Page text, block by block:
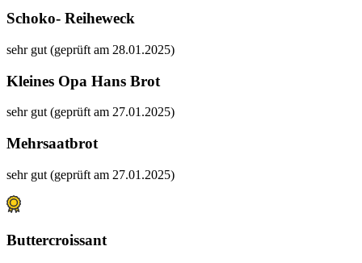
Schoko- Reiheweck
sehr gut (geprüft am 28.01.2025)
Kleines Opa Hans Brot
sehr gut (geprüft am 27.01.2025)
Mehrsaatbrot
sehr gut (geprüft am 27.01.2025)
Buttercroissant